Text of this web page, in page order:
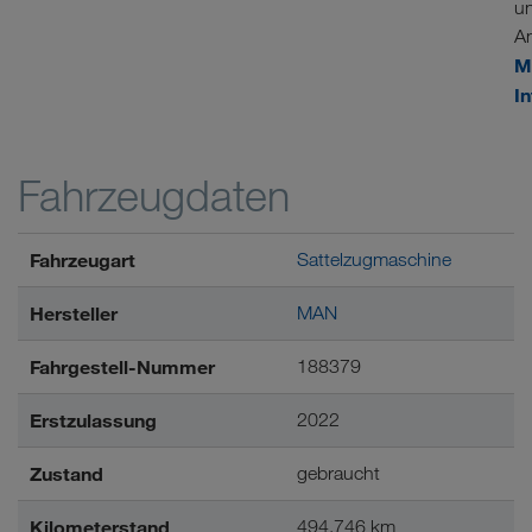
Fahrzeugdaten
Fahrzeugart Sattelzugmaschine
Hersteller MAN
Fahrgestell-Nummer 188379
Erstzulassung 2022
Zustand gebraucht
Kilometerstand 494.746 km